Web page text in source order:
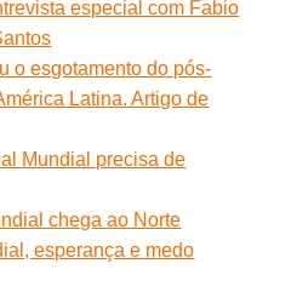
especial com Fabio
o esgotamento do pós-
Latina. Artigo de
Mundial precisa de
chega ao Norte
esperança e medo